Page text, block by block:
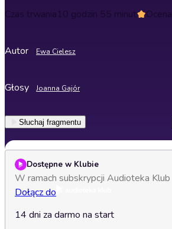
Czas trwania10 godzin 55 minut Ocena
Autor Ewa Cielesz
Głosy Joanna Gajór
Słuchaj fragmentu
Dostępne w Klubie
W ramach subskrypcji Audioteka Klub
Dołącz do
14 dni za darmo na start